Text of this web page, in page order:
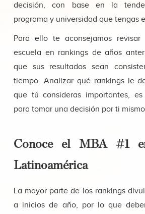
decisión, con base en la
programa y universidad que tengas
Para ello te aconsejamos
escuela en rankings de años
que sus resultados sean
tiempo. Analizar qué rankings le
que tú consideras importantes,
para tomar una decisión por ti
Conoce el MBA #1
Latinoamérica
La mayor parte de los rankings
a inicios de año, por lo que